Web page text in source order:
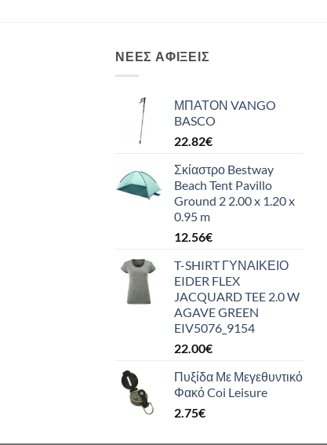
ΝΈΕΣ ΑΦΊΞΕΙΣ
ΜΠΑΤΟΝ VANGO
BASCO
22.82€
Σκίαστρο Bestway
Beach Tent Pavillo
Ground 2 2.00 x 1.20 x
0.95 m
12.56€
T-SHIRT ΓΥΝΑΙΚΕΙΟ
EIDER FLEX
JACQUARD TEE 2.0 W
AGAVE GREEN
EIV5076_9154
22.00€
Πυξίδα Με Μεγεθυντικό
Φακό Coi Leisure
2.75€